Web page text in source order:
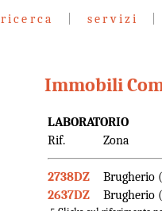
ricerca |servizi
Immobili
LABORATORIO
Rif.
Zona
2738DZ
Brugherio
2637DZ
Brugherio